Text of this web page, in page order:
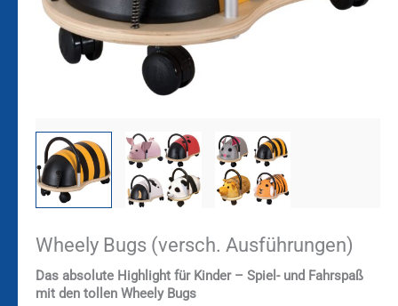
Wheely Bugs (versch. Ausführungen)
Das absolute Highlight für Kinder – Spiel- und Fahrspaß
mit den tollen Wheely Bugs